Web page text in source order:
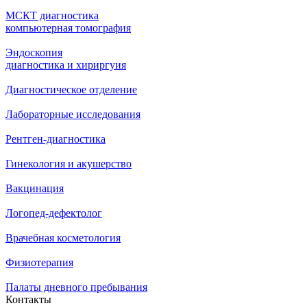
МСКТ диагностика
компьютерная томография
Эндоскопия
диагностика и хириргуия
Диагностическое отделение
Лабораторные исследования
Рентген-диагностика
Гинекология и акушерство
Вакцинация
Логопед-дефектолог
Врачебная косметология
Физиотерапия
Палаты дневного пребывания
Контакты